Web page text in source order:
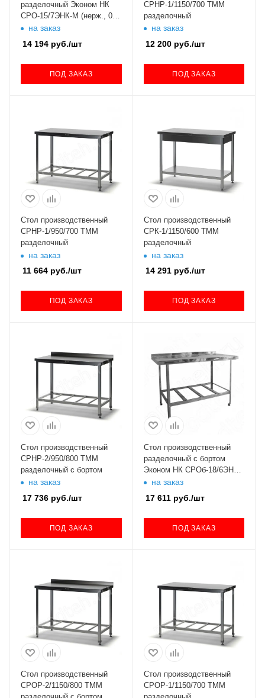
разделочный Эконом НК
СРО-15/7ЭНК-М (нерж., 0.5
мм)на заказ
14 194 руб./шт
ПОД ЗАКАЗ
СРНР-1/1150/700 ТММ
разделочный
на заказ
12 200руб./шт
ПОД ЗАКАЗ
Стол производственный
СРНР-1/950/700 ТММ
разделочный
на заказ
11 664 руб./шт
ПОД ЗАКАЗ
Стол производственный
СРК-1/1150/600 ТММ
разделочный
на заказ
14 291руб./шт
ПОД ЗАКАЗ
Стол производственный
СРНР-2/950/800 ТММ
разделочный с бортом
на заказ
17 736 руб./шт
ПОД ЗАКАЗ
Стол производственный
разделочный с бортом
Эконом НК СРОб-18/6ЭНК-
М (нерж., 0.5 мм)
на заказ
17 611руб./шт
ПОД ЗАКАЗ
Стол производственный
СРОР-2/1150/800 ТММ
Стол производственный
СРОР-1/1150/700 ТММ